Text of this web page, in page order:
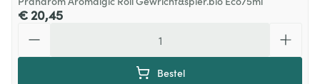
€ 20,45
Bestel